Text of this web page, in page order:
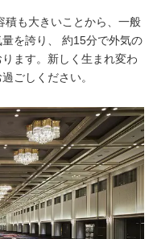
積も大きいことから、一般
を誇り、 約15分で外気の
ます。新しく生まれ変わ
ごしください。